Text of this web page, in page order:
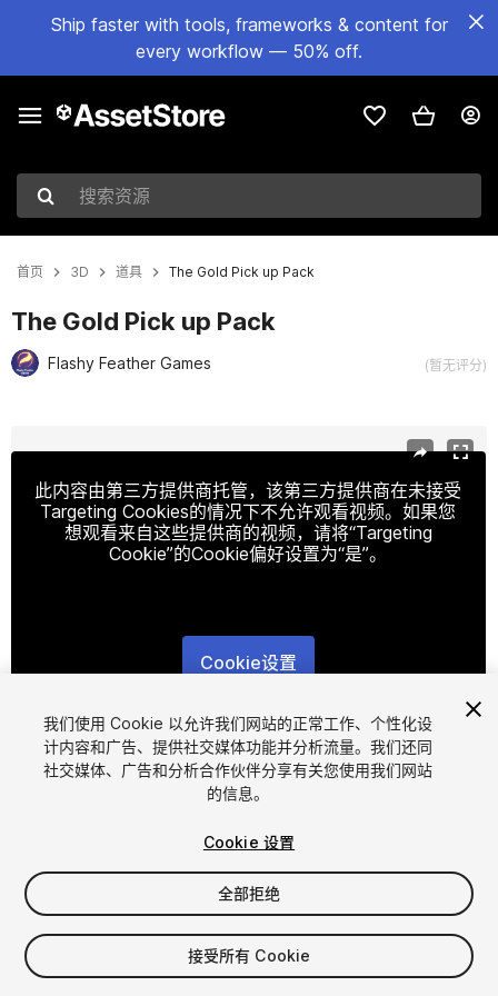
Ship faster with tools, frameworks & content for
every workflow — 50% off.
搜索资源
首页 3D 道具 The Gold Pick up Pack
The Gold Pick up Pack
Flashy Feather Games (暂无评分)
此内容由第三方提供商托管，该第三方提供商在未接受
Targeting Cookies的情况下不允许观看视频。如果您
想观看来自这些提供商的视频，请将“Targeting
Cookie”的Cookie偏好设置为“是”。
Cookie设置
1/7
$9.50
增值税将在结算时计算
我们使用 Cookie 以允许我们网站的正常工作、个性化设
计内容和广告、提供社交媒体功能并分析流量。我们还同
社交媒体、广告和分析合作伙伴分享有关您使用我们网站
的信息。
Cookie 设置
全部拒绝
接受所有 Cookie